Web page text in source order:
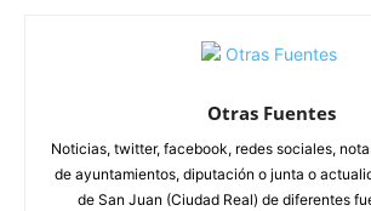
Otras Fuentes
Noticias, twitter, facebook, redes sociales,
de ayuntamientos, diputación o junta o
de San Juan (Ciudad Real) de diferentes